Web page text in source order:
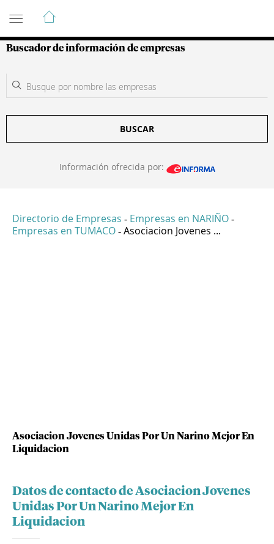
Guía de Empresas Colombianas
Buscador de información de empresas
BUSCAR
Información ofrecida por:
Directorio de Empresas - Empresas en NARIÑO -
Empresas en TUMACO - Asociacion Jovenes ...
Asociacion Jovenes Unidas Por Un Narino Mejor En
Liquidacion
Datos de contacto de Asociacion Jovenes
Unidas Por Un Narino Mejor En
Liquidacion